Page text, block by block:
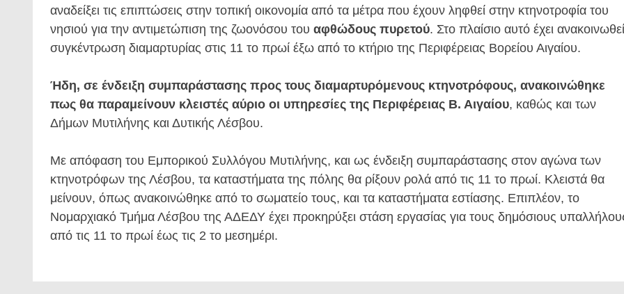
αναδείξει τις επιπτώσεις στην τοπική οικονομία από τα μέτρα που έχουν ληφθεί στην κτηνοτροφία του
νησιού για την αντιμετώπιση της ζωονόσου του αφθώδους πυρετού. Στο πλαίσιο αυτό έχει ανακοινωθεί
συγκέντρωση διαμαρτυρίας στις 11 το πρωί έξω από το κτήριο της Περιφέρειας Βορείου Αιγαίου.
Ήδη, σε ένδειξη συμπαράστασης προς τους διαμαρτυρόμενους κτηνοτρόφους, ανακοινώθηκε
πως θα παραμείνουν κλειστές αύριο οι υπηρεσίες της Περιφέρειας Β. Αιγαίου, καθώς και των
Δήμων Μυτιλήνης και Δυτικής Λέσβου.
Με απόφαση του Εμπορικού Συλλόγου Μυτιλήνης, και ως ένδειξη συμπαράστασης στον αγώνα των
κτηνοτρόφων της Λέσβου, τα καταστήματα της πόλης θα ρίξουν ρολά από τις 11 το πρωί. Κλειστά θα
μείνουν, όπως ανακοινώθηκε από το σωματείο τους, και τα καταστήματα εστίασης. Επιπλέον, το
Νομαρχιακό Τμήμα Λέσβου της ΑΔΕΔΥ έχει προκηρύξει στάση εργασίας για τους δημόσιους
από τις 11 το πρωί έως τις 2 το μεσημέρι.